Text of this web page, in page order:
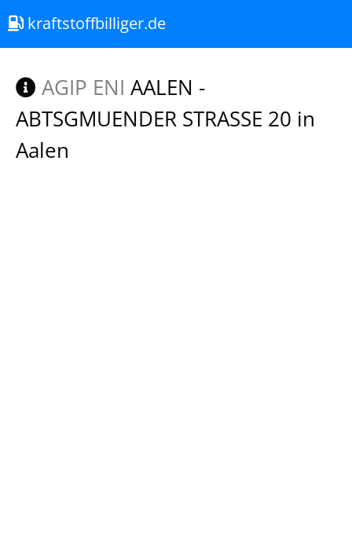
kraftstoffbilliger.de
AGIP ENI AALEN -
ABTSGMUENDER STRASSE 20 in
Aalen